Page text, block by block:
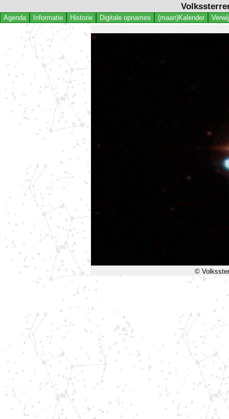
Agenda Informatie Historie Digitale opnames (maan)Kalender
©